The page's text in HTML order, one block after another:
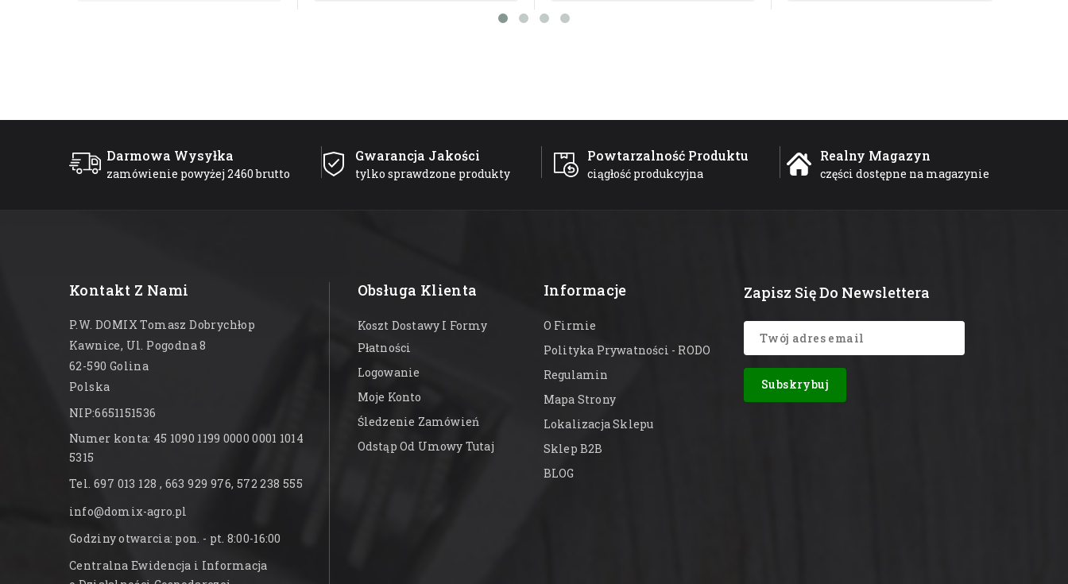
Darmowa Wysyłka
zamówienie powyżej 2460 brutto
Gwarancja Jakości
tylko sprawdzone produkty
Powtarzalność Produktu
ciągłość produkcyjna
Realny Magazyn
części dostępne na magazynie
Kontakt Z Nami
P.W. DOMIX Tomasz Dobrychłop
Kawnice, Ul. Pogodna 8
62-590 Golina
Polska
NIP:6651151536
Numer konta: 45 1090 1199 0000 0001 1014
5315
Tel. 697 013 128 , 663 929 976, 572 238 555
info@domix-agro.pl
Godziny otwarcia: pon. - pt. 8:00-16:00
Centralna Ewidencja i Informacja
Obsługa Klienta
Koszt Dostawy I Formy
Płatności
Logowanie
Moje Konto
Śledzenie Zamówień
Odstąp Od Umowy Tutaj
Informacje
O Firmie
Polityka Prywatności - RODO
Regulamin
Mapa Strony
Lokalizacja Sklepu
Sklep B2B
BLOG
Zapisz Się Do Newslettera